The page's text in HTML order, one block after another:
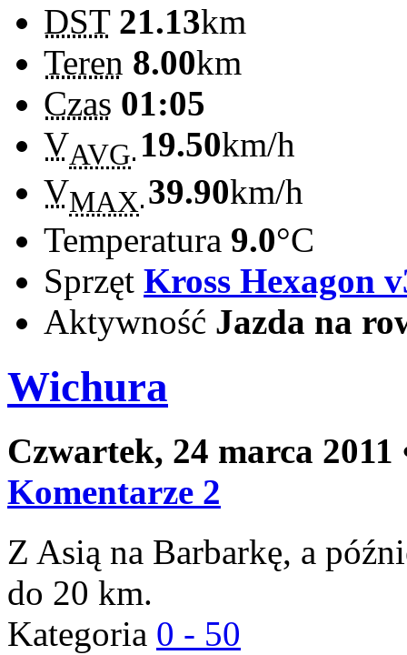
DST 21.13km
Teren 8.00km
Czas 01:05
VAVG 19.50km/h
VMAX 39.90km/h
Temperatura 9.0°C
Sprzęt Kross Hexagon
Aktywność Jazda na
Wichura
Czwartek, 24 marca 2011
Komentarze 2
Z Asią na Barbarkę, a
do 20 km.
Kategoria 0 - 50